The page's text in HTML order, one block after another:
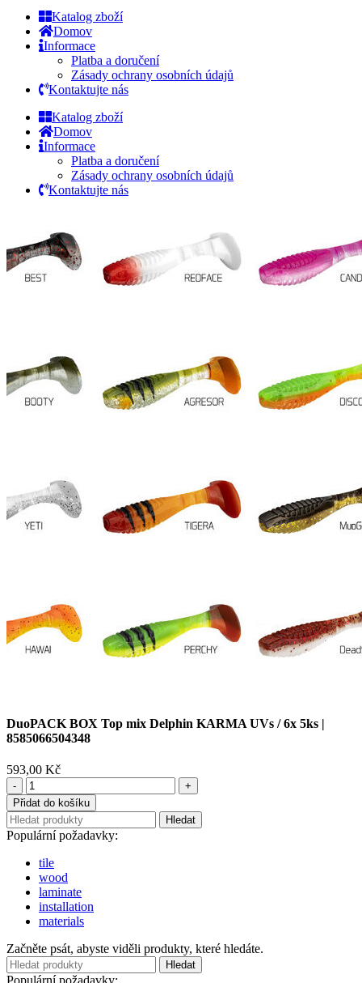
Katalog zboží
Domov
Informace
Platba a doručení
Zásady ochrany osobních údajů
Kontaktujte nás
Katalog zboží
Domov
Informace
Platba a doručení
Zásady ochrany osobních údajů
Kontaktujte nás
DuoPACK BOX Top mix Delphin KARMA UVs / 6x 5ks |
8585066504348
593,00 Kč
DuoPACK
BOX
Top
mix
Delphin
KARMA
UVs
5ks
8585066504348
množství
Přidat do košíku
Hledat
Populární požadavky:
tile
wood
laminate
installation
materials
Začněte psát, abyste viděli produkty, které hledáte.
Hledat